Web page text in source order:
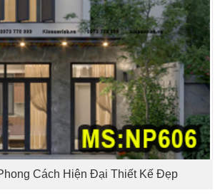
Cách Hiện Đại Thiết Kế Đẹp